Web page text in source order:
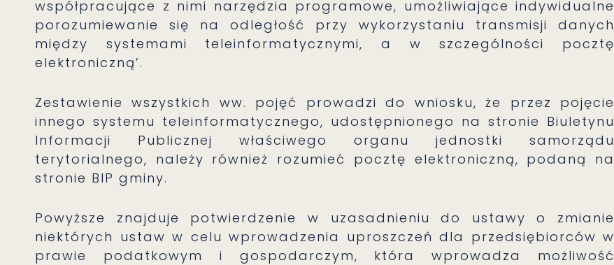
współpracujące z nimi narzędzia programowe, umożliwiające indywidualne
porozumiewanie się na odległość przy wykorzystaniu transmisji danych
między systemami teleinformatycznymi, a w szczególności pocztę
elektroniczną’.
Zestawienie wszystkich ww. pojęć prowadzi do wniosku, że przez pojęcie
innego systemu teleinformatycznego, udostępnionego na stronie Biuletynu
Informacji Publicznej właściwego organu jednostki samorządu
terytorialnego, należy również rozumieć pocztę elektroniczną, podaną na
stronie BIP gminy.
Powyższe znajduje potwierdzenie w uzasadnieniu do ustawy o zmianie
niektórych ustaw w celu wprowadzenia uproszczeń dla przedsiębiorców w
prawie podatkowym i gospodarczym, która wprowadza możliwość